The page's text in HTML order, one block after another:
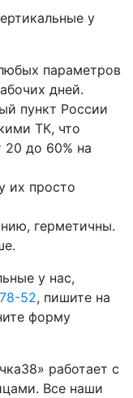
у
параметров
дней.
пункт России
ТК, что
20 до 60% на
их просто
герметичны.
у нас,
52, пишите на
форму
работает с
Все наши